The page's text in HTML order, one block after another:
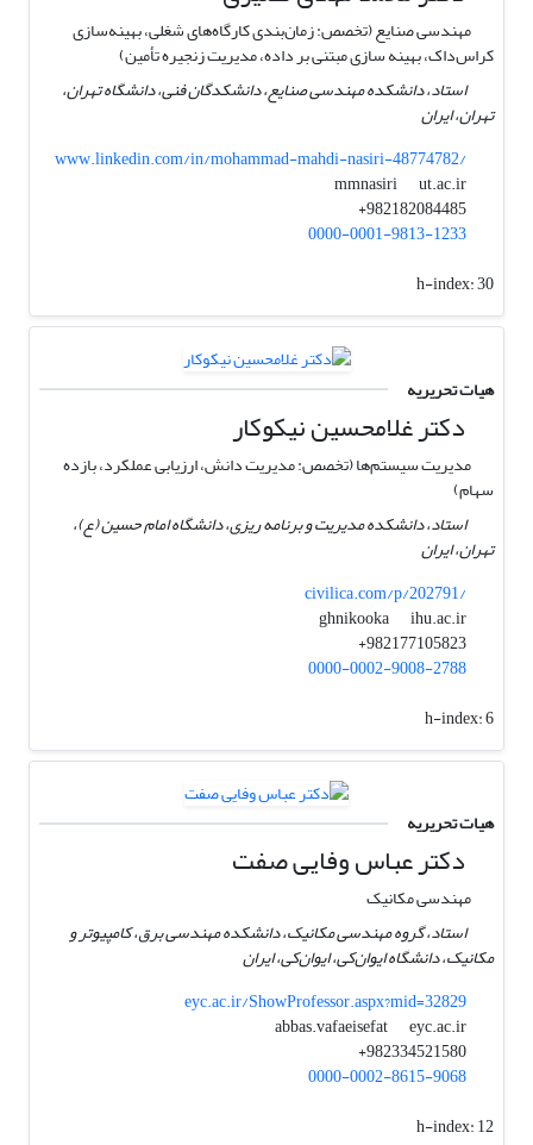
مهندسی صنایع (تخصص: زمان‌بندی کارگاه‌های شغلی، بهینه‌سازی
کراس‌داک، بهینه سازی مبتنی بر داده، مدیریت زنجیره تأمین)
استاد، دانشکده مهندسی صنایع، دانشکدگان فنی، دانشگاه تهران،
تهران، ایران
www.linkedin.com/in/mohammad-mahdi-nasiri-48774782/
mmnasiri
ut.ac.ir
982182084485+
0000-0001-9813-1233
h-index:30
هیات تحریریه
دکتر غلامحسین نیکوکار
مدیریت سیستم‌ها (تخصص: مدیریت دانش، ارزیابی عملکرد، بازده
سهام)
استاد، دانشکده مدیریت و برنامه ریزی، دانشگاه امام حسین (ع)،
تهران، ایران
civilica.com/p/202791/
ghnikooka
ihu.ac.ir
982177105823+
0000-0002-9008-2788
h-index:6
هیات تحریریه
دکتر عباس وفایی صفت
مهندسی مکانیک
استاد، گروه مهندسی مکانیک، دانشکده مهندسی برق، کامپیوتر و
مکانیک، دانشگاه ایوان‌کی، ایوان‌کی، ایران
eyc.ac.ir/ShowProfessor.aspx?mid=32829
abbas.vafaeisefat
eyc.ac.ir
982334521580+
0000-0002-8615-9068
h-index:12